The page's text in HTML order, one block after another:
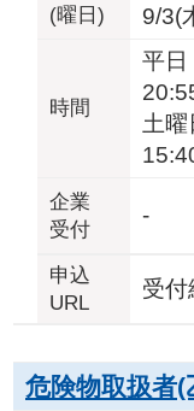
(曜日)
9/3(
時間
平日
土曜
企業
受付
-
申込
URL
受付
危険物取扱者